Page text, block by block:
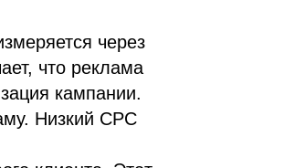
через
что реклама
кампании.
Низкий CPC